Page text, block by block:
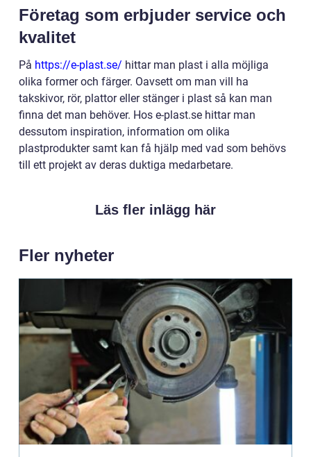
Företag som erbjuder service och
kvalitet
På https://e-plast.se/ hittar man plast i alla möjliga
olika former och färger. Oavsett om man vill ha
takskivor, rör, plattor eller stänger i plast så kan man
finna det man behöver. Hos e-plast.se hittar man
dessutom inspiration, information om olika
plastprodukter samt kan få hjälp med vad som behövs
till ett projekt av deras duktiga medarbetare.
Läs fler inlägg här
Fler nyheter